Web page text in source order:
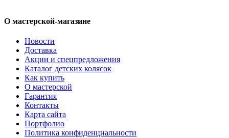
О мастерской-магазине
Новости
Доставка
Акции и спецпредложения
Каталог детских колясок
Как купить
О мастерской
Гарантия
Контакты
Карта сайта
Портфолио
Политика конфиденциальности